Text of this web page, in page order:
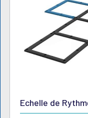
Echelle de